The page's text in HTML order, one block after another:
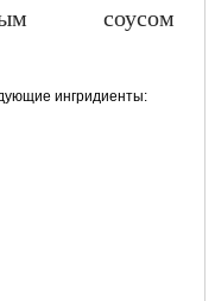
соусом
ингридиенты: